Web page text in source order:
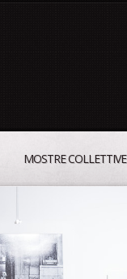
MOSTRE COLLETTIVE